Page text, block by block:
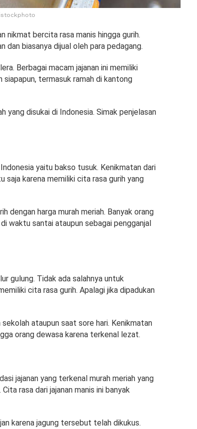
nikmat bercita rasa manis hingga gurih.
dan biasanya dijual oleh para pedagang.
Berbagai macam jajanan ini memiliki
siapapun, termasuk ramah di kantong
yang disukai di Indonesia. Simak penjelasan
yaitu bakso tusuk. Kenikmatan dari
karena memiliki cita rasa gurih yang
dengan harga murah meriah. Banyak orang
waktu santai ataupun sebagai pengganjal
gulung. Tidak ada salahnya untuk
cita rasa gurih. Apalagi jika dipadukan
ataupun saat sore hari. Kenikmatan
orang dewasa karena terkenal lezat.
jajanan yang terkenal murah meriah yang
rasa dari jajanan manis ini banyak
karena jagung tersebut telah dikukus.